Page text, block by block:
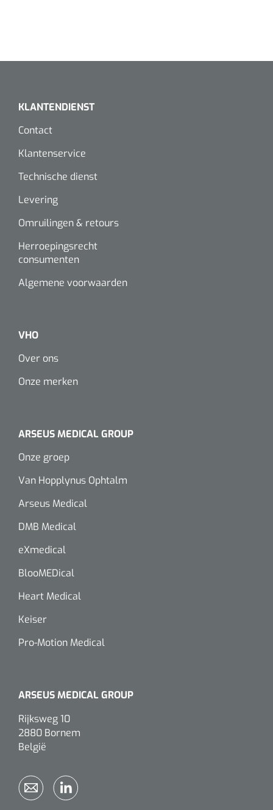
KLANTENDIENST
Contact
Klantenservice
Technische dienst
Levering
Omruilingen & retours
Herroepingsrecht
consumenten
Algemene voorwaarden
VHO
Over ons
Onze merken
ARSEUS MEDICAL GROUP
Onze groep
Van Hopplynus Ophtalm
Arseus Medical
DMB Medical
eXmedical
BlooMEDical
Heart Medical
Keiser
Pro-Motion Medical
ARSEUS MEDICAL GROUP
Rijksweg 10
2880 Bornem
België